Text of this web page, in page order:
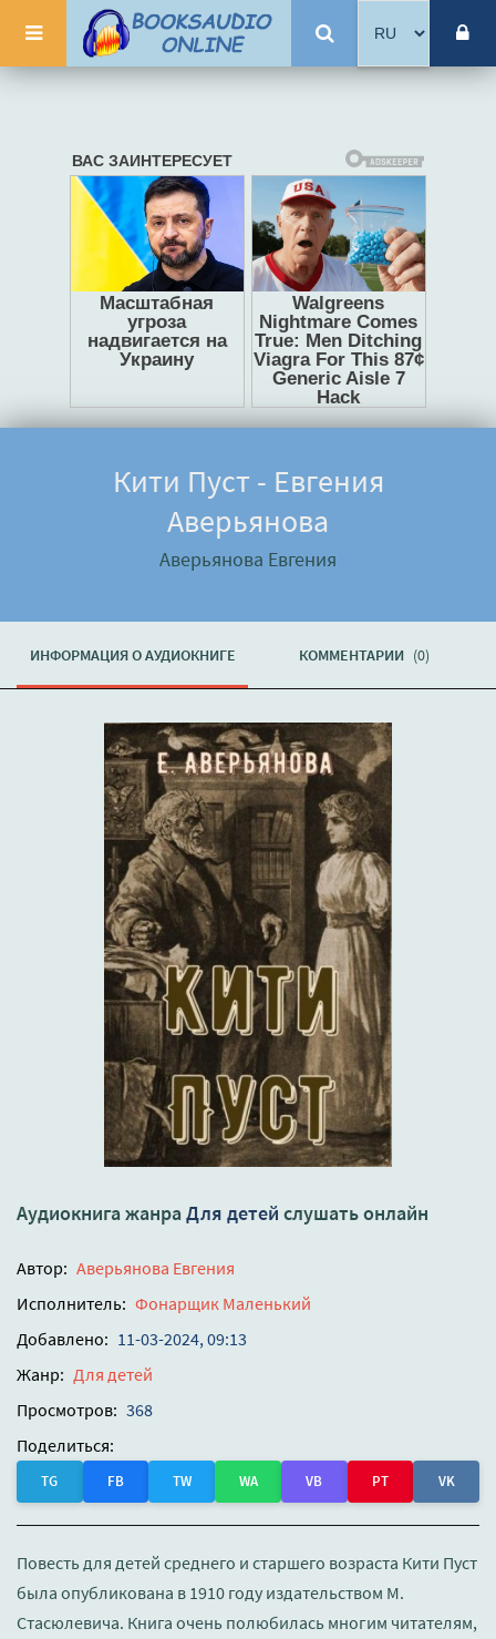
Кити Пуст - Евгения
Аверьянова
Аверьянова Евгения
ИНФОРМАЦИЯ О АУДИОКНИГЕ КОММЕНТАРИИ (0)
Аудиокнига жанра Для детей слушать онлайн
Автор: Аверьянова Евгения
Исполнитель: Фонарщик Маленький
Добавлено: 11-03-2024, 09:13
Жанр: Для детей
Просмотров: 368
Поделиться:
TG FB TW WA VB PT VK
Повесть для детей среднего и старшего возраста Кити Пуст
была опубликована в 1910 году издательством М.
Стасюлевича. Книга очень полюбилась многим читателям,